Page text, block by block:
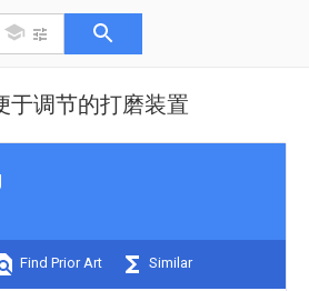
于调节的打磨装置
Find Prior Art Similar